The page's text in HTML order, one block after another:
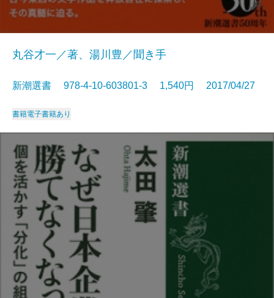
丸谷才一／著、湯川豊／聞き手
新潮選書 978-4-10-603801-3 1,540円 2017/04/27
書籍電子書籍あり